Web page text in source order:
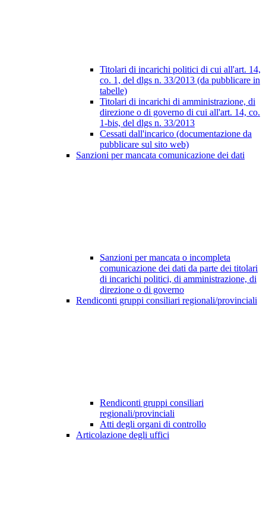
Titolari di incarichi politici di cui all'art. 14,
co. 1, del dlgs n. 33/2013 (da pubblicare in
tabelle)
Titolari di incarichi di amministrazione, di
direzione o di governo di cui all'art. 14, co.
1-bis, del dlgs n. 33/2013
Cessati dall'incarico (documentazione da
pubblicare sul sito web)
Sanzioni per mancata comunicazione dei dati
Sanzioni per mancata o incompleta
comunicazione dei dati da parte dei titolari
di incarichi politici, di amministrazione, di
direzione o di governo
Rendiconti gruppi consiliari regionali/provinciali
Rendiconti gruppi consiliari
regionali/provinciali
Atti degli organi di controllo
Articolazione degli uffici